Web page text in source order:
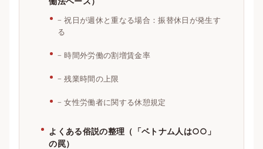
祝日が週休と重なる場合：振替休日が発生す
る
時間外労働の割増賃金率
残業時間の上限
女性労働者に関する休憩規定
よくある俗説の整理（「ベトナム人は○○」
の罠）